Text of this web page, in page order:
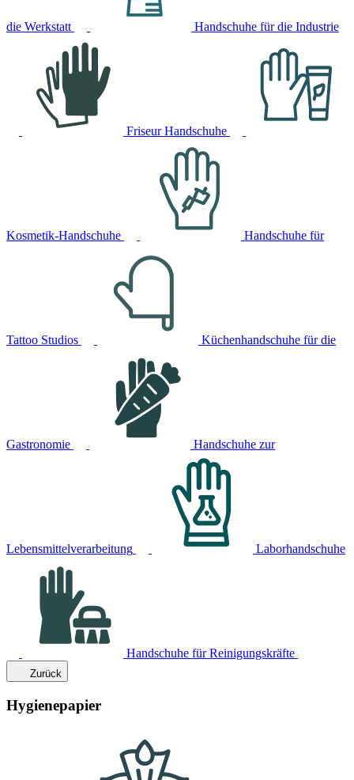
die Werkstatt Handschuhe für die Industrie
Friseur Handschuhe
Kosmetik-Handschuhe Handschuhe für
Tattoo Studios Küchenhandschuhe für die
Gastronomie Handschuhe zur
Lebensmittelverarbeitung Laborhandschuhe
Handschuhe für Reinigungskräfte
Zurück
Hygienepapier